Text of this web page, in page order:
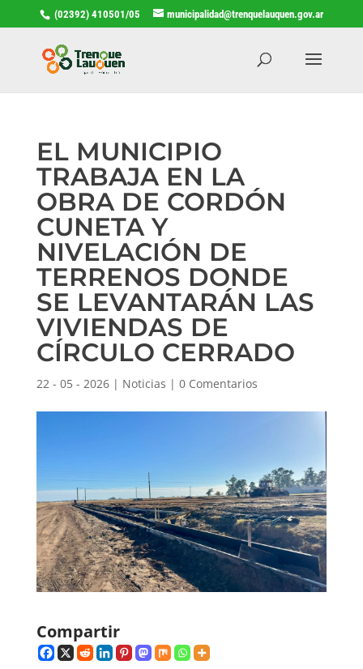
(02392) 410501/05 municipalidad@trenquelauquen.gov.ar
EL MUNICIPIO
TRABAJA EN LA
OBRA DE CORDÓN
CUNETA Y
NIVELACIÓN DE
TERRENOS DONDE
SE LEVANTARÁN LAS
VIVIENDAS DE
CÍRCULO CERRADO
22 - 05 - 2026| Noticias | 0 Comentarios
Compartir